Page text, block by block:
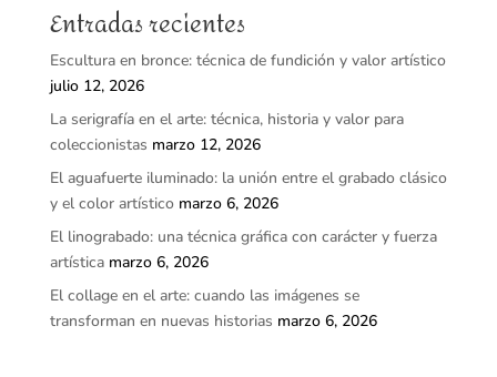
Entradas recientes
Escultura en bronce: técnica de fundición y valor artístico
julio 12, 2026
La serigrafía en el arte: técnica, historia y valor para
coleccionistas marzo 12, 2026
El aguafuerte iluminado: la unión entre el grabado clásico
y el color artístico marzo 6, 2026
El linograbado: una técnica gráfica con carácter y fuerza
artística marzo 6, 2026
El collage en el arte: cuando las imágenes se
transforman en nuevas historias marzo 6, 2026